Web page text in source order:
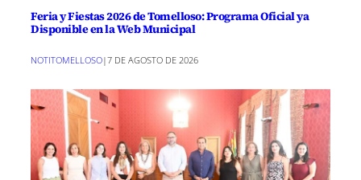
Feria y Fiestas 2026 de Tomelloso: Programa Oficial ya
Disponible en la Web Municipal
NOTITOMELLOSO|7 DE AGOSTO DE 2026